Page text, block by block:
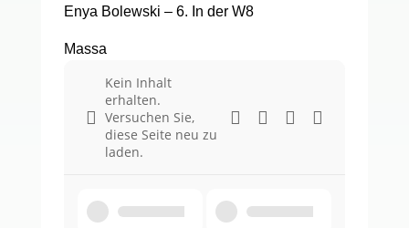
Enya Bolewski – 6. In der W8
Massa
Kein Inhalt
erhalten.
Versuchen Sie,
diese Seite neu zu
laden.